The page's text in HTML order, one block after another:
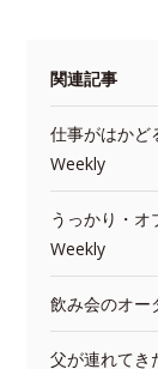
関連記事
仕事がはかど
Weekly
うっかり・オ
Weekly
飲み会のオー
父が連れてき